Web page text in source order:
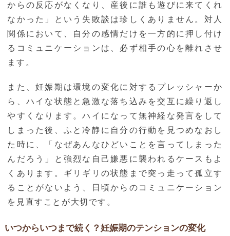
からの反応がなくなり、産後に誰も遊びに来てくれ
なかった」という失敗談は珍しくありません。対人
関係において、自分の感情だけを一方的に押し付け
るコミュニケーションは、必ず相手の心を離れさせ
ます。
また、妊娠期は環境の変化に対するプレッシャーか
ら、ハイな状態と急激な落ち込みを交互に繰り返し
やすくなります。ハイになって無神経な発言をして
しまった後、ふと冷静に自分の行動を見つめなおし
た時に、「なぜあんなひどいことを言ってしまった
んだろう」と強烈な自己嫌悪に襲われるケースもよ
くあります。ギリギリの状態まで突っ走って孤立す
ることがないよう、日頃からのコミュニケーション
を見直すことが大切です。
いつからいつまで続く？妊娠期のテンションの変化